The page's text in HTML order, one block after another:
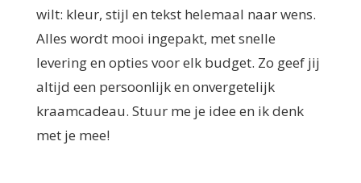
wilt: kleur, stijl en tekst helemaal naar wens.
Alles wordt mooi ingepakt, met snelle
levering en opties voor elk budget. Zo geef jij
altijd een persoonlijk en onvergetelijk
kraamcadeau. Stuur me je idee en ik denk
met je mee!